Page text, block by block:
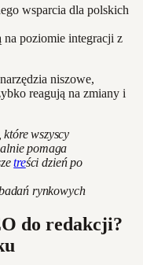
wsparcia dla polskich
poziomie integracji z
niszowe,
reagują na zmiany i
wszyscy
pomaga
treści dzień po
rynkowych
do redakcji?